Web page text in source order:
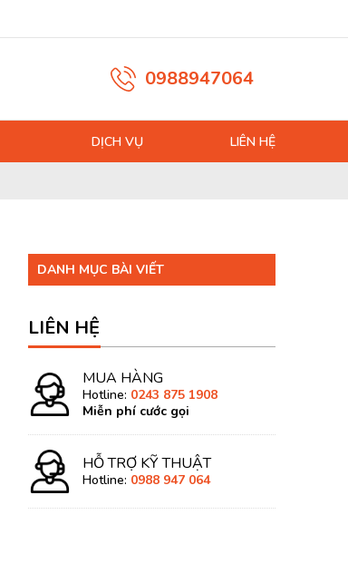
0988947064
DỊCH VỤ LIÊN HỆ
DANH MỤC BÀI VIẾT
LIÊN HỆ
MUA HÀNG
Hotline: 0243 875 1908
Miễn phí cước gọi
HỖ TRỢ KỸ THUẬT
Hotline: 0988 947 064